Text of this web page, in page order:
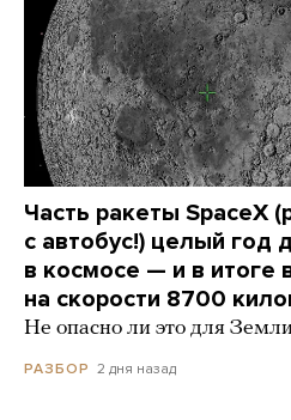
Часть ракеты SpaceX
с автобус!) целый год
в космосе — и в итоге
на скорости 8700
Не опасно ли это для
РАЗБОР 2 дня назад